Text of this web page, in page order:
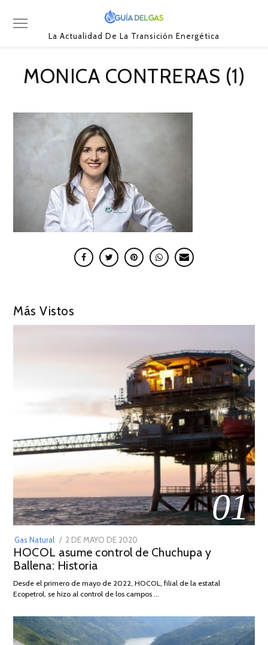
La Actualidad De La Transición Energética
MONICA CONTRERAS (1)
Más Vistos
01
Gas Natural
POSTED
ON
2 DE MAYO DE 2020
DE
2026
HOCOL asume control de Chuchupa y
Ballena: Historia
Desde el primero de mayo de 2022, HOCOL, filial de la estatal
Ecopetrol, se hizo al control de los campos …